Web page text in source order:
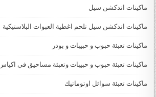
ماكينات اندكشن سيل
ماكينات اندكشن سيل تلحم اغطية العبوات البلاستيكية
ماكينات تعبئة حبوب و حبيبات و بودر
ماكينات تعبئة حبوب و حبيبات وتعبئة مساحيق في
ماكينات تعبئة سوائل اوتوماتيك